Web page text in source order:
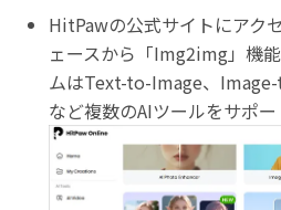
HitPawの公式サイトにアク
ェースから「Img2img」機
ムはText-to-Image、
など複数のAIツールをサポー